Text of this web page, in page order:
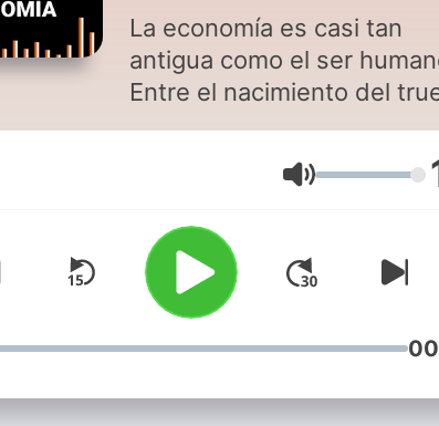
La economía es casi tan
antigua como el ser
Entre el nacimiento del
y la explosión del comercio
online han pasado miles de
años. Y por el camino se
producido infinidad de
historias que queremos
en elEconomista porque nos
ayudan a comprender cómo
hemos llegado hasta aquí.
Volumen